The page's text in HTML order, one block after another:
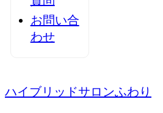
お問い合
わせ
ハイブリッドサロンふわり